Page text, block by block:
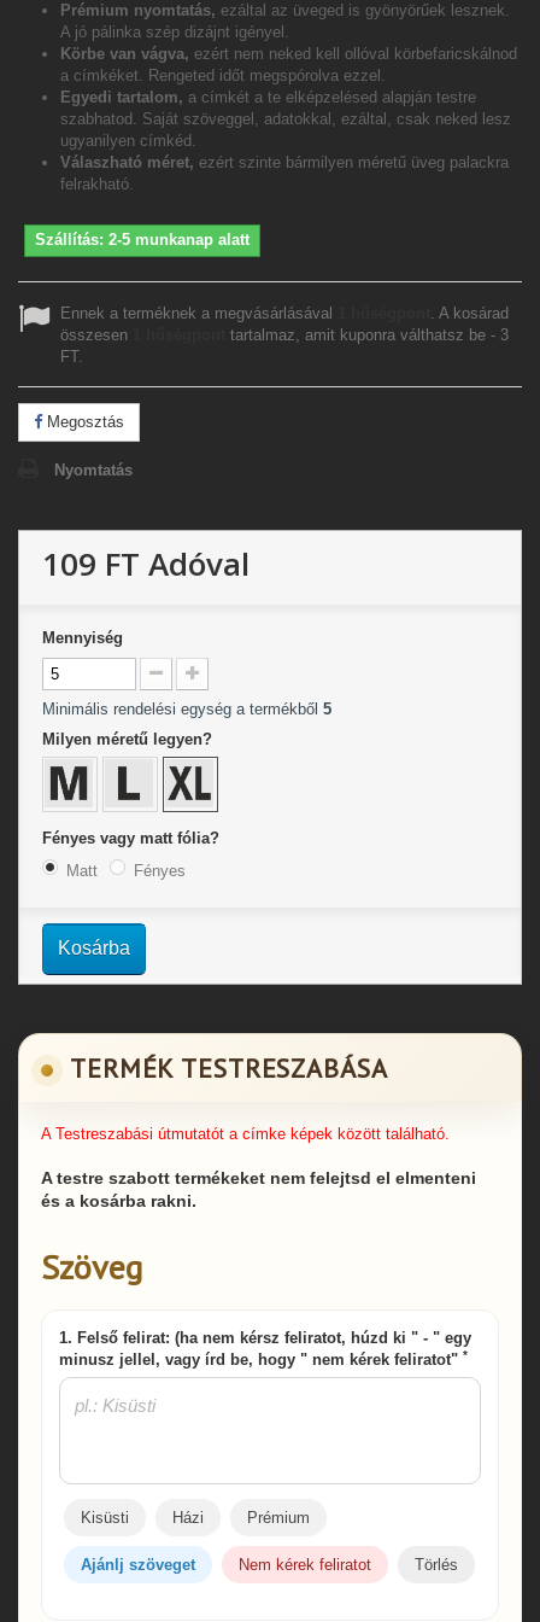
Prémium nyomtatás, ezáltal az üveged is gyönyörűek lesznek.
A jó pálinka szép dizájnt igényel.
Körbe van vágva, ezért nem neked kell ollóval körbefaricskálnod
a címkéket. Rengeted időt megspórolva ezzel.
Egyedi tartalom, a címkét a te elképzelésed alapján testre
szabhatod. Saját szöveggel, adatokkal, ezáltal, csak neked lesz
ugyanilyen címkéd.
Válaszható méret, ezért szinte bármilyen méretű üveg palackra
felrakható.
Szállítás: 2-5 munkanap alatt
Ennek a terméknek a megvásárlásával
. A kosárad
összesen
tartalmaz, amit kuponra válthatsz be - 3
FT.
Megosztás
Nyomtatás
109 FT Adóval
Mennyiség
Minimális rendelési egység a termékből 5
Milyen méretű legyen?
Fényes vagy matt fólia?
Matt
Fényes
Kosárba
TERMÉK TESTRESZABÁSA
A Testreszabási útmutatót a címke képek között található.
A testre szabott termékeket nem felejtsd el elmenteni
és a kosárba rakni.
Szöveg
1. Felső felirat: (ha nem kérsz feliratot, húzd ki " - " egy
minusz jellel, vagy írd be, hogy " nem kérek feliratot" *
Kisüsti Házi Prémium
Ajánlj szöveget Nem kérek feliratot Törlés